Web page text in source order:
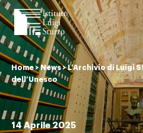
Istituto
Luigi
Sturzo
Home >News>L’Archivio di Luigi
dell’Unesco
14 Aprile 2025